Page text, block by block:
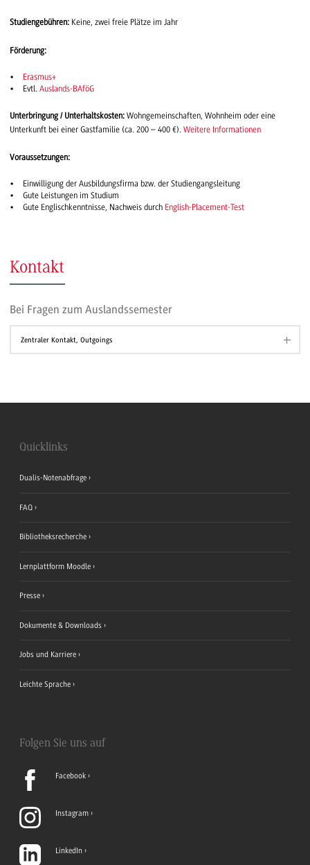
Studiengebühren: Keine, zwei freie Plätze im Jahr
Förderung:
Erasmus+
Evtl. Auslands-BAföG
Unterbringung / Unterhaltskosten: Wohngemeinschaften, Wohnheim oder eine
Unterkunft bei einer Gastfamilie (ca. 200 – 400 €). Weitere Informationen
Voraussetzungen:
Einwilligung der Ausbildungsfirma bzw. der Studiengangsleitung
Gute Leistungen im Studium
Gute Englischkenntnisse, Nachweis durch English-Placement-Test
Kontakt
Bei Fragen zum Auslandssemester
Zentraler Kontakt, Outgoings
Quicklinks
Dualis-Notenabfrage
FAQ
Bibliotheksrecherche
Lernplattform Moodle
Presse
Dokumente & Downloads
Jobs und Karriere
Leichte Sprache
Folgen Sie uns auf
Facebook
Instagram
LinkedIn